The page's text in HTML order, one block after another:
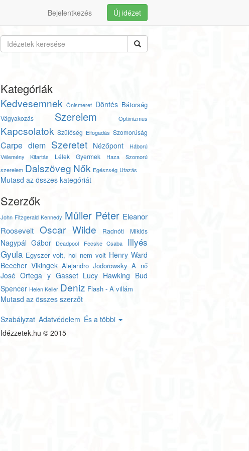
Új idézet
Bejelentkezés
Kategóriák
Kedvesemnek Önismeret Döntés Bátorság
Vágyakozás Szerelem Optimizmus
Kapcsolatok Szülőség Elfogadás Szomorúság
Carpe diem Szeretet Nézőpont
Háború
Vélemény
Kitartás Lélek Gyermek Haza
Szomorú
szerelem Dalszöveg Nők Egészség Utazás
Mutasd az összes kategóriát
Szerzők
John Fitzgerald Kennedy Müller Péter Eleanor
Roosevelt Oscar Wilde Radnóti Miklós
Nagypál Gábor Deadpool Fecske Csaba
Illyés
Gyula Egyszer volt, hol nem volt Henry Ward
Beecher Vikingek Alejandro Jodorowsky A nő
José Ortega y Gasset Lucy Hawking Bud
Spencer Helen Keller Deniz Flash - A villám
Mutasd az összes szerzőt
Szabályzat Adatvédelem És a többi
Idézzetek.hu © 2015